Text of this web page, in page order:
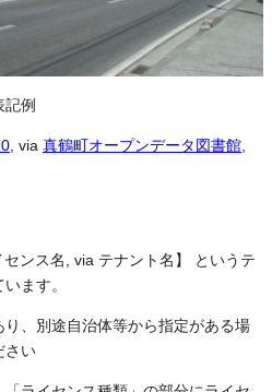
, via 真鶴町オープンデータ図書館
例
, via 真鶴町オープンデータ図書館
ンス名, via テナント名】 というテ
ます。
、別途自治体等から指定がある場
さい